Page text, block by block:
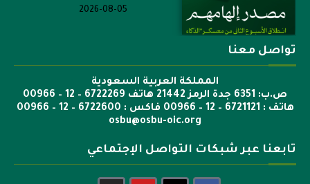
2026-08-05
تواصل معنا
المملكة العربية السعودية
ص.ب: 6351 جدة الرمز 21442 هاتف 6722269 – 12 – 00966
هاتف : 6721121 – 12 – 00966 فاكس : 6722600 – 12 – 00966
osbu@osbu-oic.org
تابعنا عبر شبكات التواصل الإجتماعي